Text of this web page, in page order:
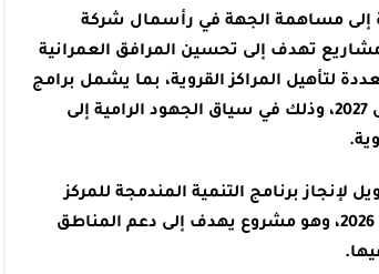
إلى مساهمة الجهة في رأسمال شركة
تهدف إلى تحسين المرافق العمرانية
لتأهيل المراكز القروية، بما يشمل برامج
لتأهيل 26 مركزاً قروياً خلال الفترة من 2025 إلى 2027، وذلك في سياق الجهود الرامية إلى
لإنجاز برنامج التنمية المندمجة للمركز
الصاعد زومي بإقليم وزان للفترة من 2025 إلى 2026، وهو مشروع يهدف إلى دعم المناطق